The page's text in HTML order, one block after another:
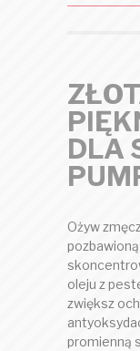
DLA
Ożyw
oleju z
zwiększ
promienną